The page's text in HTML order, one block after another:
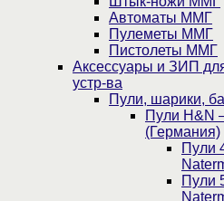
Автоматы ММГ
Пулеметы ММГ
Пистолеты ММГ
Аксессуары и ЗИП
устр-ва
Пули, шарики,
Пули H&N
(Германия)
Пули
Пули